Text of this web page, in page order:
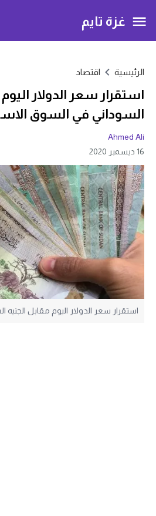
غزة تايم
الرئيسية اقتصاد
استقرار سعر الدولار
السوداني في السوق
Ahmed Ali
16 ديسمبر 2020
استقرار سعر الدولار اليوم مقابل